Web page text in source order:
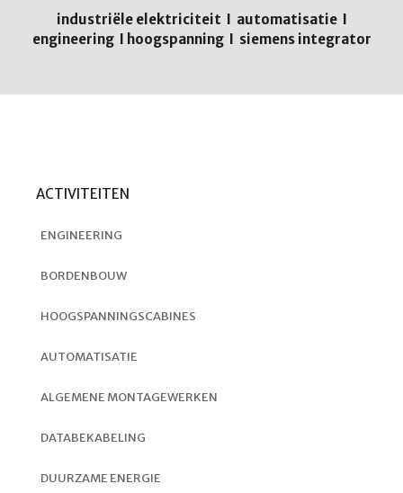
industriële elektriciteit I automatisatie I
engineering I hoogspanning I siemens integrator
ACTIVITEITEN
ENGINEERING
BORDENBOUW
HOOGSPANNINGSCABINES
AUTOMATISATIE
ALGEMENE MONTAGEWERKEN
DATABEKABELING
DUURZAME ENERGIE